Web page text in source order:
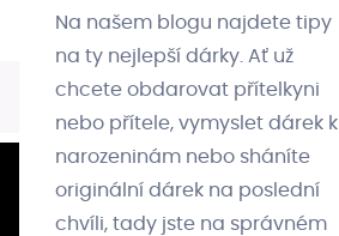
Na našem blogu najdete tipy
na ty nejlepší dárky. Ať už
chcete obdarovat přítelkyni
nebo přítele, vymyslet dárek k
narozeninám nebo sháníte
originální dárek na poslední
chvíli, tady jste na správném